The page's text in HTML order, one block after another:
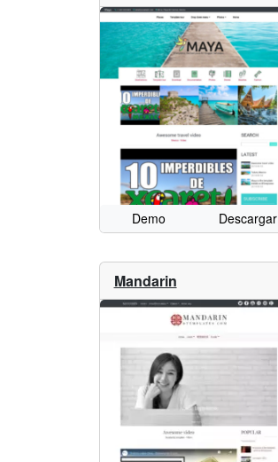
Demo Descargar
Mandarin